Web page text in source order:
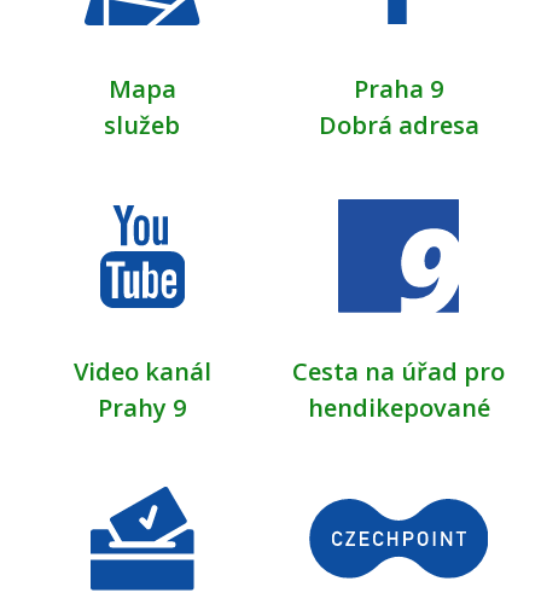
Mapa
služeb
Praha 9
Dobrá adresa
Video kanál
Prahy 9
Cesta na úřad pro
hendikepované